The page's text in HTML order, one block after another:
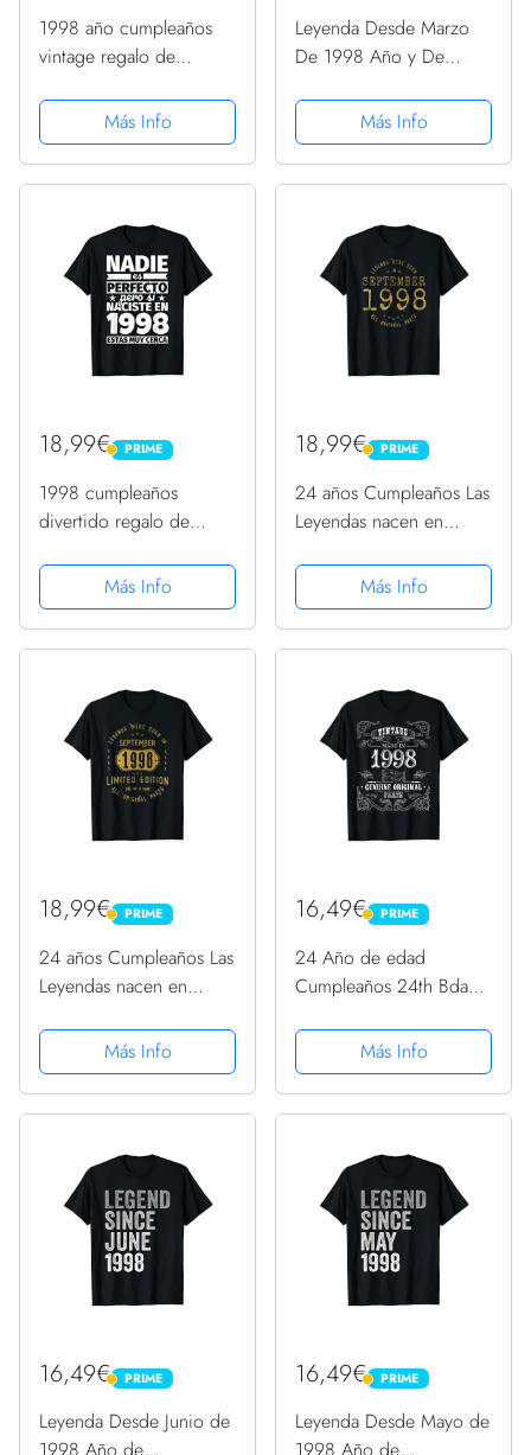
1998 año cumpleaños
vintage regalo de
Más Info
Leyenda Desde Marzo
De 1998 Año y De
CamisetaMás Info
18,99€ PRIME
PRIME
1998 cumpleaños
divertido regalo de
Más Info
18,99€ PRIME
PRIME
24 años Cumpleaños Las
Leyendas nacen en
CamisetaMás Info
18,99€ PRIME
PRIME
24 años Cumpleaños Las
Leyendas nacen en
CamisetaMás Info
16,49€ PRIME
PRIME
24 Año de edad
Cumpleaños 24th Bday
de cumpleaños Camiseta
Más Info
16,49€ PRIME
PRIME
Leyenda Desde Junio de
16,49€ PRIME
PRIME
Leyenda Desde Mayo de